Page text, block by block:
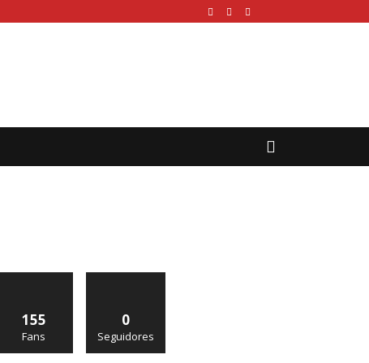
155
Fans
0
Seguidores